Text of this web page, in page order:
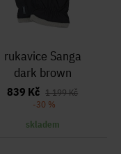
rukavice Sanga
dark brown
839 Kč 1 199 Kč
-30 %
skladem